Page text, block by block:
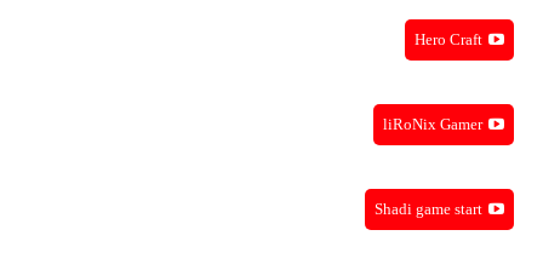
Hero Craft
liRoNix Gamer
Shadi game start